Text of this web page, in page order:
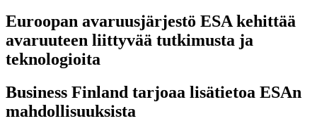
Euroopan avaruusjärjestö ESA kehittää
avaruuteen liittyvää tutkimusta ja
teknologioita
Business Finland tarjoaa lisätietoa ESAn
mahdollisuuksista